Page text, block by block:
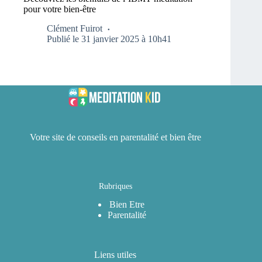
pour votre bien-être
Clément Fuirot
Publié le 31 janvier 2025 à 10h41
Votre site de conseils en parentalité et bien être
Rubriques
Bien Etre
Parentalité
Liens utiles